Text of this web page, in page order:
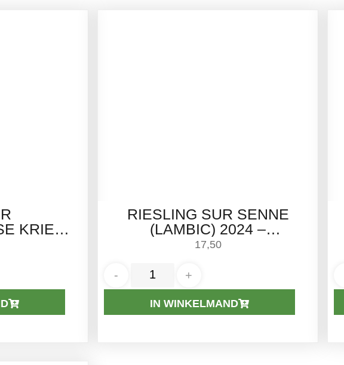
KRIEK
–
RIESLING SUR SENNE
(LAMBIC) 2024 –
BOERENERF | 75CL
17,50
- +
IN WINKELMAND